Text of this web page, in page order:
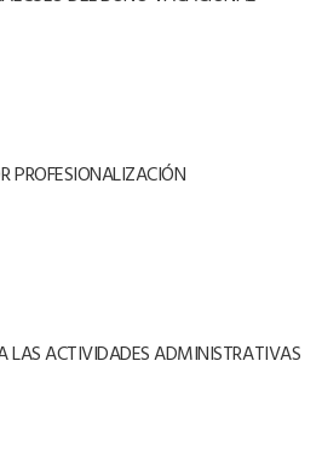
PROFESIONALIZACIÓN
LAS ACTIVIDADES ADMINISTRATIVAS